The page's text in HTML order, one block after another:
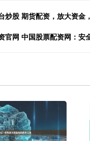
炒股 期货配资，放大资金
官网 中国股票配资网：安